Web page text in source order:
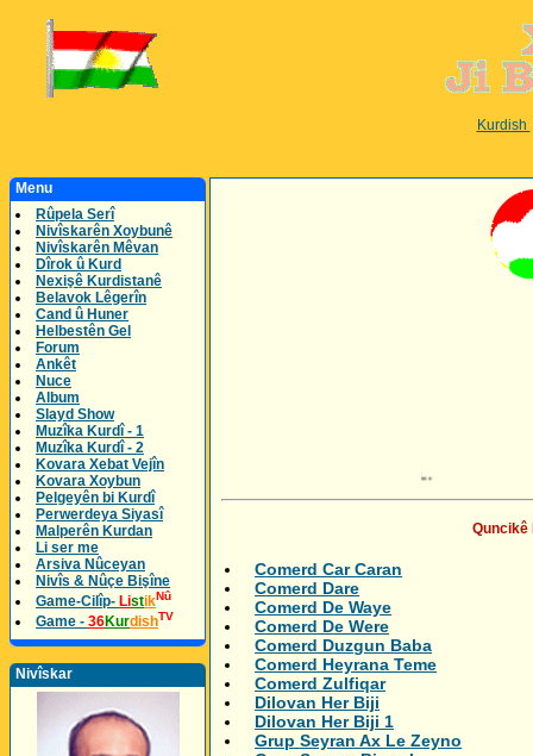
Kurdish
Menu
Rûpela Serî
Nivîskarên Xoybunê
Nivîskarên Mêvan
Dîrok û Kurd
Nexişê Kurdistanê
Belavok Lêgerîn
Cand û Huner
Helbestên Gel
Forum
Ankêt
Nuce
Album
Slayd Show
Muzîka Kurdî - 1
Muzîka Kurdî - 2
Kovara Xebat Vejîn
Kovara Xoybun
Pelgeyên bi Kurdî
Perwerdeya Siyasî
Malperên Kurdan
Li ser me
Arsiva Nûceyan
Nivîs & Nûçe Bişîne
Game-Cilîp- ListikNû
Game - 36KurdishTV
Nivîskar
Quncikê
Comerd Car Caran
Comerd Dare
Comerd De Waye
Comerd De Were
Comerd Duzgun Baba
Comerd Heyrana Teme
Comerd Zulfiqar
Dilovan Her Biji
Dilovan Her Biji 1
Grup Seyran Ax Le Zeyno